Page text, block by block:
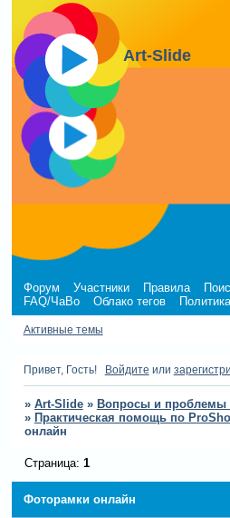
Art-Slide
Форум Участники Правила
FAQ/ЧаВо
Облако тегов
Активные темы
Привет, Гость! Войдите или
» Art-Slide » Вопросы и проблемы
» Практическая помощь по
онлайн
Фоторамки онлайн
Страница: 1